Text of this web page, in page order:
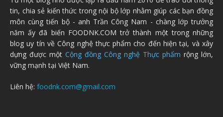
tin, chia sẻ kiến thức trong nội bộ lớp nhằm giúp các bạn đồng
môn cùng tiến bộ - anh Trần Công Nam - chàng lớp trưởng
năm ấy đã biến FOODNK.COM trở thành một trong những
blog uy tín về Công nghệ thực phẩm cho đến hiện tại, và xây
dựng được một Cộng đồng Công nghệ Thực phẩm rộng lớn,
vững mạnh tại Việt Nam.
Liên hệ: foodnk.com@gmail.com